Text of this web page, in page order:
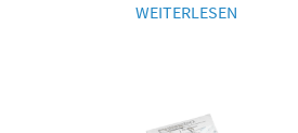
WEITERLESEN